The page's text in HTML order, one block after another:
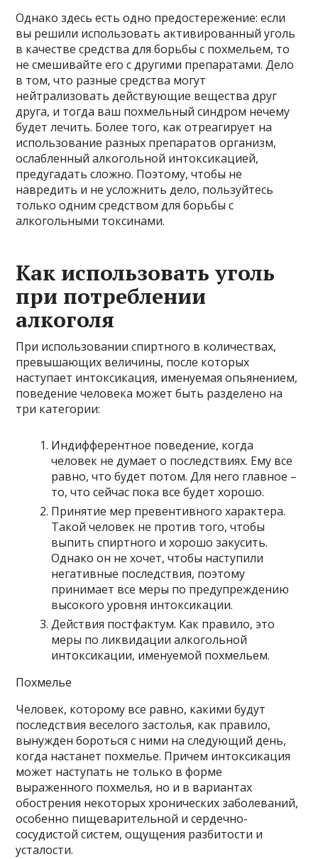
Однако здесь есть одно предостережение: если
вы решили использовать активированный уголь
в качестве средства для борьбы с похмельем, то
не смешивайте его с другими препаратами. Дело
в том, что разные средства могут
нейтрализовать действующие вещества друг
друга, и тогда ваш похмельный синдром нечему
будет лечить. Более того, как отреагирует на
использование разных препаратов организм,
ослабленный алкогольной интоксикацией,
предугадать сложно. Поэтому, чтобы не
навредить и не усложнить дело, пользуйтесь
только одним средством для борьбы с
алкогольными токсинами.
Как использовать уголь
при потреблении
алкоголя
При использовании спиртного в количествах,
превышающих величины, после которых
наступает интоксикация, именуемая опьянением,
поведение человека может быть разделено на
три категории:
Индифферентное поведение, когда
человек не думает о последствиях. Ему все
равно, что будет потом. Для него главное –
то, что сейчас пока все будет хорошо.
Принятие мер превентивного характера.
Такой человек не против того, чтобы
выпить спиртного и хорошо закусить.
Однако он не хочет, чтобы наступили
негативные последствия, поэтому
принимает все меры по предупреждению
высокого уровня интоксикации.
Действия постфактум. Как правило, это
меры по ликвидации алкогольной
интоксикации, именуемой похмельем.
Похмелье
Человек, которому все равно, какими будут
последствия веселого застолья, как правило,
вынужден бороться с ними на следующий день,
когда настанет похмелье. Причем интоксикация
может наступать не только в форме
выраженного похмелья, но и в вариантах
обострения некоторых хронических заболеваний,
особенно пищеварительной и сердечно-
сосудистой систем, ощущения разбитости и
усталости.